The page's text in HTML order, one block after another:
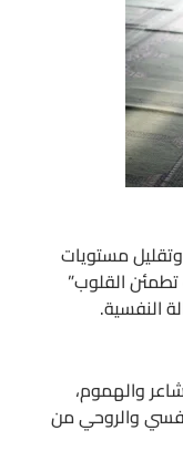
مستويات
تطمئن القلوب”
النفسية.
والهموم،
والروحي من